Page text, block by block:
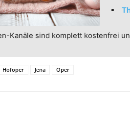
Kanäle sind komplett kostenfrei
Hofoper Jena Oper